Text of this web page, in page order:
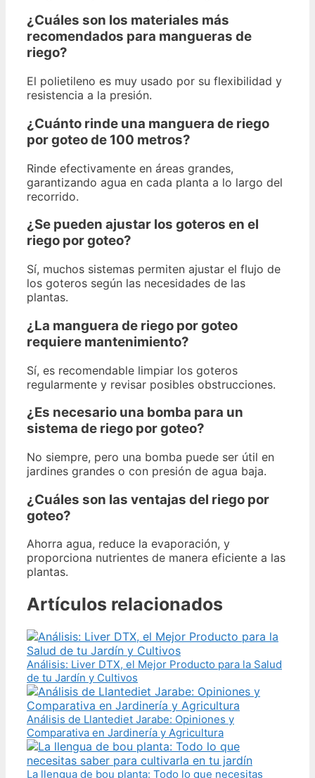
¿Cuáles son los materiales más
recomendados para mangueras de
riego?
El polietileno es muy usado por su flexibilidad y
resistencia a la presión.
¿Cuánto rinde una manguera de riego
por goteo de 100 metros?
Rinde efectivamente en áreas grandes,
garantizando agua en cada planta a lo largo del
recorrido.
¿Se pueden ajustar los goteros en el
riego por goteo?
Sí, muchos sistemas permiten ajustar el flujo de
los goteros según las necesidades de las
plantas.
¿La manguera de riego por goteo
requiere mantenimiento?
Sí, es recomendable limpiar los goteros
regularmente y revisar posibles obstrucciones.
¿Es necesario una bomba para un
sistema de riego por goteo?
No siempre, pero una bomba puede ser útil en
jardines grandes o con presión de agua baja.
¿Cuáles son las ventajas del riego por
goteo?
Ahorra agua, reduce la evaporación, y
proporciona nutrientes de manera eficiente a las
plantas.
Artículos relacionados
Análisis: Liver DTX, el Mejor Producto para la Salud
de tu Jardín y Cultivos
Análisis de Llantediet Jarabe: Opiniones y
Comparativa en Jardinería y Agricultura
La llengua de bou planta: Todo lo que necesitas